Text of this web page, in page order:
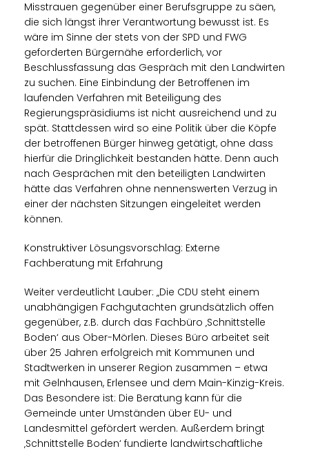
Misstrauen gegenüber einer Berufsgruppe zu säen,
die sich längst ihrer Verantwortung bewusst ist. Es
wäre im Sinne der stets von der SPD und FWG
geforderten Bürgernähe erforderlich, vor
Beschlussfassung das Gespräch mit den Landwirten
zu suchen. Eine Einbindung der Betroffenen im
laufenden Verfahren mit Beteiligung des
Regierungspräsidiums ist nicht ausreichend und zu
spät. Stattdessen wird so eine Politik über die Köpfe
der betroffenen Bürger hinweg getätigt, ohne dass
hierfür die Dringlichkeit bestanden hätte. Denn auch
nach Gesprächen mit den beteiligten Landwirten
hätte das Verfahren ohne nennenswerten Verzug in
einer der nächsten Sitzungen eingeleitet werden
können.
Konstruktiver Lösungsvorschlag: Externe
Fachberatung mit Erfahrung
Weiter verdeutlicht Lauber: „Die CDU steht einem
unabhängigen Fachgutachten grundsätzlich offen
gegenüber, z.B. durch das Fachbüro ‚Schnittstelle
Boden‘ aus Ober-Mörlen. Dieses Büro arbeitet seit
über 25 Jahren erfolgreich mit Kommunen und
Stadtwerken in unserer Region zusammen – etwa
mit Gelnhausen, Erlensee und dem Main-Kinzig-Kreis.
Das Besondere ist: Die Beratung kann für die
Gemeinde unter Umständen über EU- und
Landesmittel gefördert werden. Außerdem bringt
Schnittstelle Boden‘ fundierte landwirtschaftliche